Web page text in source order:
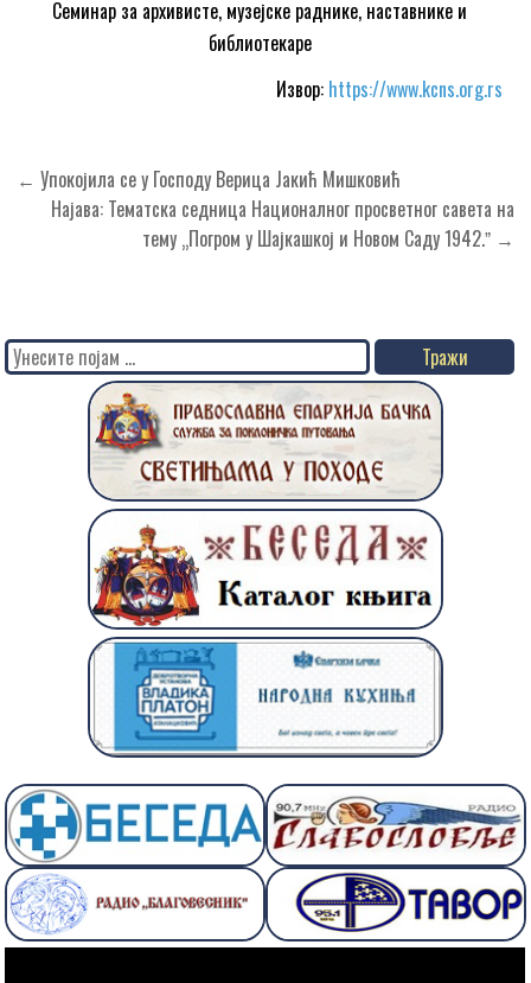
Семинар за архивисте, музејске раднике, наставнике и
библиотекаре
Извор: https://www.kcns.org.rs
Кретање
чланка
← Упокојила се у Господу Верица Јакић Мишковић
Најава: Тематска седница Националног просветног савета на
тему „Погром у Шајкашкој и Новом Саду 1942.ˮ →
Search
for: